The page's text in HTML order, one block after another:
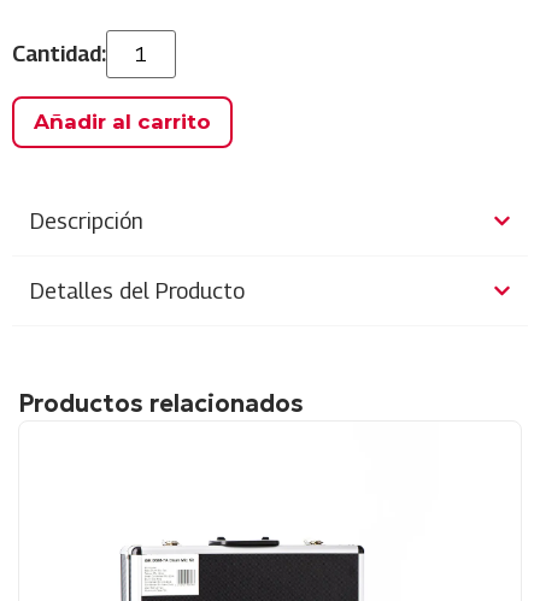
Añadir al carrito
Descripción
Detalles del Producto
Productos relacionados